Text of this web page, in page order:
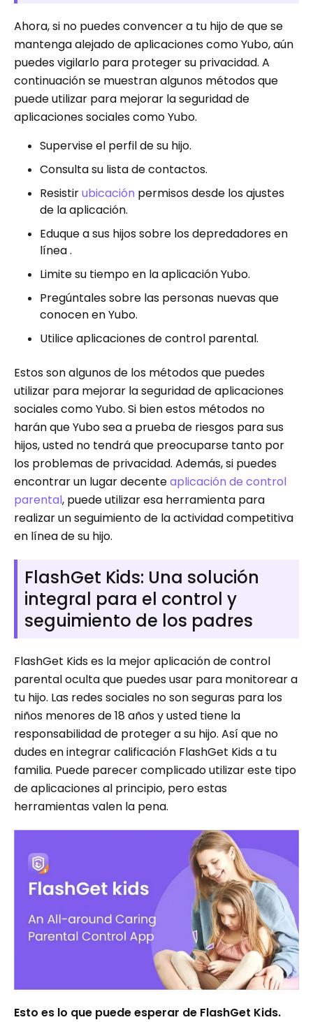
Ahora, si no puedes convencer a tu hijo de que se
mantenga alejado de aplicaciones como Yubo, aún
puedes vigilarlo para proteger su privacidad. A
continuación se muestran algunos métodos que
puede utilizar para mejorar la seguridad de
aplicaciones sociales como Yubo.
Supervise el perfil de su hijo.
Consulta su lista de contactos.
Resistirubicación permisos desde los ajustes
de la aplicación.
Eduque a sus hijos sobre los depredadores en
línea .
Limite su tiempo en la aplicación Yubo.
Pregúntales sobre las personas nuevas que
conocen en Yubo.
Utilice aplicaciones de control parental.
Estos son algunos de los métodos que puedes
utilizar para mejorar la seguridad de aplicaciones
sociales como Yubo. Si bien estos métodos no
harán que Yubo sea a prueba de riesgos para sus
hijos, usted no tendrá que preocuparse tanto por
los problemas de privacidad. Además, si puedes
encontrar un lugar decenteaplicación de control
parental, puede utilizar esa herramienta para
realizar un seguimiento de la actividad competitiva
en línea de su hijo.
FlashGet Kids: Una solución
integral para el control y
seguimiento de los padres
FlashGet Kids es la mejor aplicación de control
parental oculta que puedes usar para monitorear a
tu hijo. Las redes sociales no son seguras para los
niños menores de 18 años y usted tiene la
responsabilidad de proteger a su hijo. Así que no
dudes en integrar calificación FlashGet Kids a tu
familia. Puede parecer complicado utilizar este tipo
de aplicaciones al principio, pero estas
herramientas valen la pena.
Esto es lo que puede esperar de FlashGet Kids.